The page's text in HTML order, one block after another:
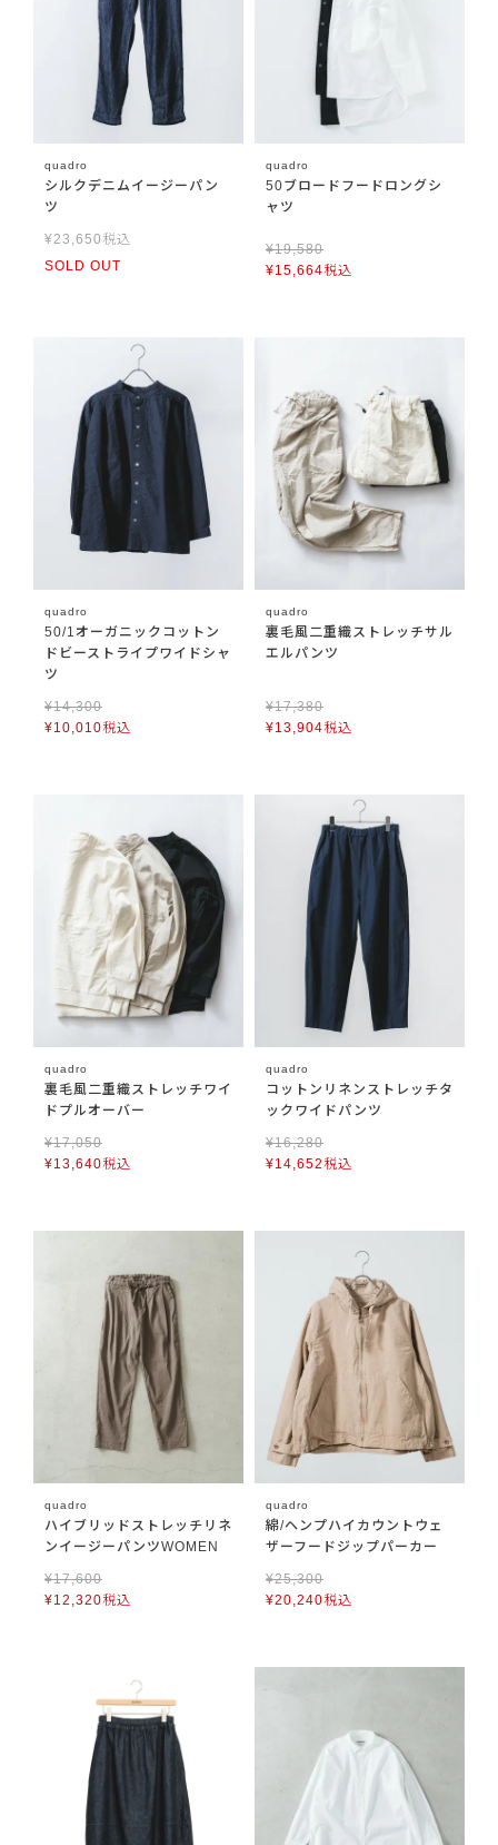
quadro
シルクデニムイージーパン
ツ
¥23,650 税込
SOLD OUT
quadro
50ブロードフードロングシ
ャツ
¥19,580
¥15,664税込
quadro
50/1オーガニックコットン
ドビーストライプワイドシャ
ツ
¥14,300
¥10,010税込
quadro
裏毛風二重織ストレッチサル
エルパンツ
¥17,380
¥13,904税込
quadro
裏毛風二重織ストレッチワイ
ドプルオーバー
¥17,050
¥13,640税込
quadro
コットンリネンストレッチタ
ックワイドパンツ
¥16,280
¥14,652税込
quadro
ハイブリッドストレッチリネ
ンイージーパンツWOMEN
¥17,600
¥12,320税込
quadro
綿/ヘンプハイカウントウェ
ザーフードジップパーカー
¥25,300
¥20,240税込